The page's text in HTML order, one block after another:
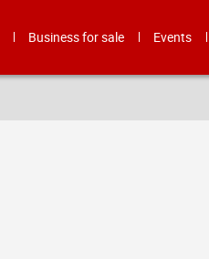
Business for sale Events